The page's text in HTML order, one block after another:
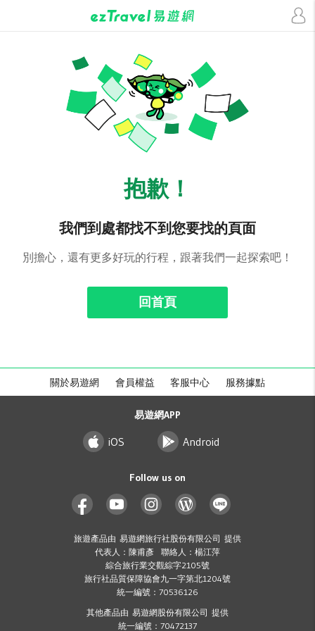
抱歉！
我們到處都找不到您要找的頁面
別擔心，還有更多好玩的行程，跟著我們一起探索吧！
回首頁
關於易遊網 會員權益 客服中心 服務據點
易遊網APP
iOS Android
Follow us on
旅遊產品由 易遊網旅行社股份有限公司 提供
代表人：陳甫彥 聯絡人：楊江萍
綜合旅行業交觀綜字2105號
旅行社品質保障協會九一字第北1204號
統一編號：70536126
其他產品由 易遊網股份有限公司 提供
統一編號：70472137